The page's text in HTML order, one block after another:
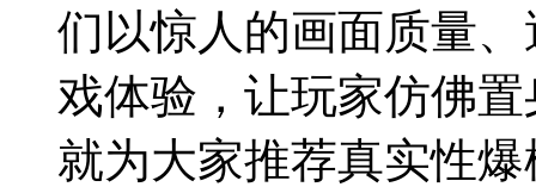
们以惊人的画面质量
戏体验，让玩家仿佛
就为大家推荐真实性